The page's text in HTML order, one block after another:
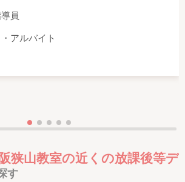
員
アルバイト
狭山教室の近くの放課後等デ
す